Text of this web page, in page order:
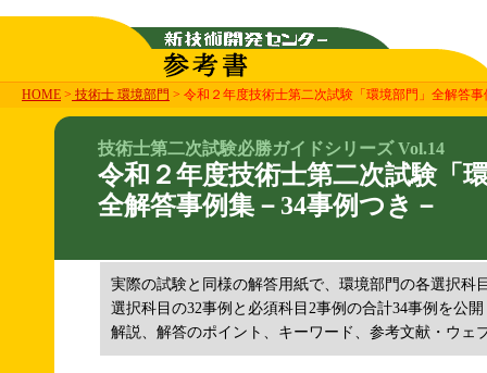
HOME > 技術士 環境部門 > 令和２年度技術士第二次試験「環境部門」全解答
技術士第二次試験必勝ガイドシリーズ Vol.14
令和２年度技術士第二次試験「
全解答事例集－34事例つき－
実際の試験と同様の解答用紙で、環境部門の各選択科
選択科目の32事例と必須科目2事例の合計34事例を公開
解説、解答のポイント、キーワード、参考文献・ウェ